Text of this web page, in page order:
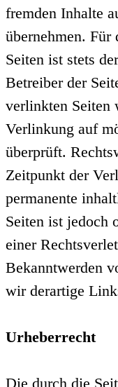
fremden Inhalte
übernehmen.
Seiten ist stets
Betreiber der
verlinkten Seiten
Verlinkung auf
überprüft.
Zeitpunkt der
permanente
Seiten ist jedoch
einer
Bekanntwerden
wir derartige
Urheberrecht
Die durch die